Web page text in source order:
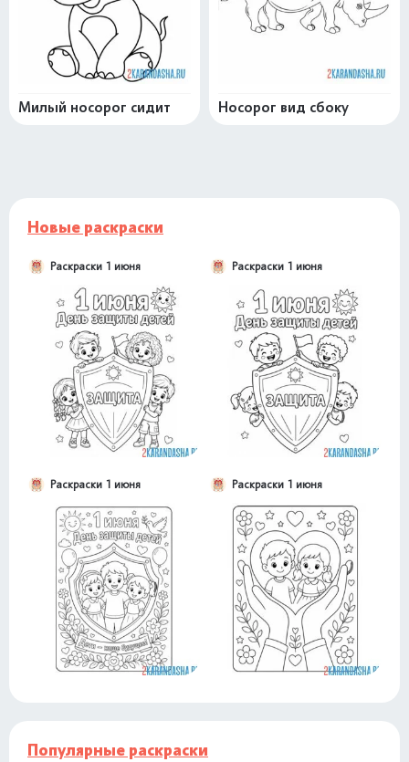
Милый носорог сидит Носорог вид сбоку
Новые раскраски
Раскраски 1 июня Раскраски 1 июня
Раскраски 1 июня Раскраски 1 июня
Популярные раскраски